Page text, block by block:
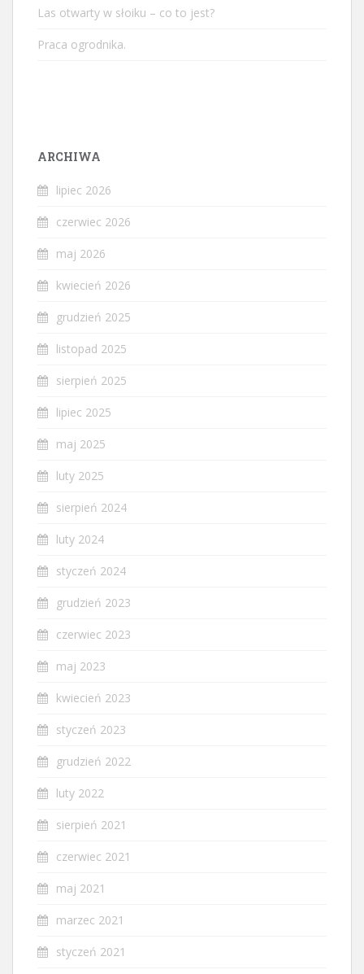
Las otwarty w słoiku – co to jest?
Praca ogrodnika.
ARCHIWA
lipiec 2026
czerwiec 2026
maj 2026
kwiecień 2026
grudzień 2025
listopad 2025
sierpień 2025
lipiec 2025
maj 2025
luty 2025
sierpień 2024
luty 2024
styczeń 2024
grudzień 2023
czerwiec 2023
maj 2023
kwiecień 2023
styczeń 2023
grudzień 2022
luty 2022
sierpień 2021
czerwiec 2021
maj 2021
marzec 2021
styczeń 2021